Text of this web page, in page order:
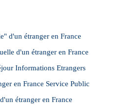
d'un étranger en France
d'un étranger en France
Informations Etrangers
en France Service Public
étranger en France